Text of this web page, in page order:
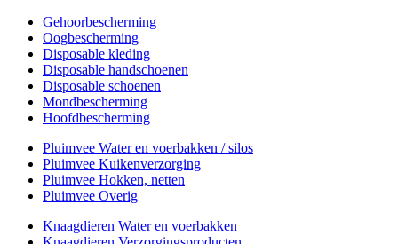
Gehoorbescherming
Oogbescherming
Disposable kleding
Disposable handschoenen
Disposable schoenen
Mondbescherming
Hoofdbescherming
Pluimvee Water en voerbakken / silos
Pluimvee Kuikenverzorging
Pluimvee Hokken, netten
Pluimvee Overig
Knaagdieren Water en voerbakken